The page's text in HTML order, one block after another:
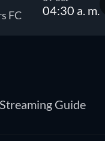
FC
04:30 a. m.
Guide